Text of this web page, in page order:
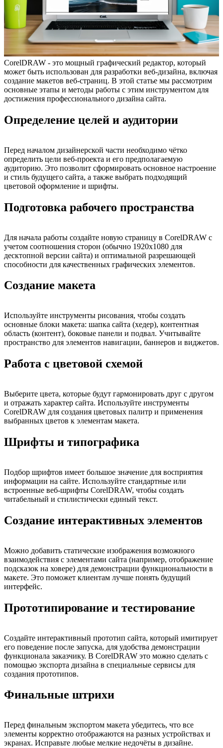
CorelDRAW - это мощный графический редактор, который
может быть использован для разработки веб-дизайна, включая
создание макетов веб-страниц. В этой статье мы рассмотрим
основные этапы и методы работы с этим инструментом для
достижения профессионального дизайна сайта.
Определение целей и аудитории
Перед началом дизайнерской части необходимо чётко
определить цели веб-проекта и его предполагаемую
аудиторию. Это позволит сформировать основное настроение
и стиль будущего сайта, а также выбрать подходящий
цветовой оформление и шрифты.
Подготовка рабочего пространства
Для начала работы создайте новую страницу в CorelDRAW с
учетом соотношения сторон (обычно 1920x1080 для
десктопной версии сайта) и оптимальной разрешающей
способности для качественных графических элементов.
Создание макета
Используйте инструменты рисования, чтобы создать
основные блоки макета: шапка сайта (хедер), контентная
область (контент), боковые панели и подвал. Учитывайте
пространство для элементов навигации, баннеров и виджетов.
Работа с цветовой схемой
Выберите цвета, которые будут гармонировать друг с другом
и отражать характер сайта. Используйте инструменты
CorelDRAW для создания цветовых палитр и применения
выбранных цветов к элементам макета.
Шрифты и типографика
Подбор шрифтов имеет большое значение для восприятия
информации на сайте. Используйте стандартные или
встроенные веб-шрифты CorelDRAW, чтобы создать
читабельный и стилистически единый текст.
Создание интерактивных элементов
Можно добавить статические изображения возможного
взаимодействия с элементами сайта (например, отображение
подсказок на ховере) для демонстрации функциональности в
макете. Это поможет клиентам лучше понять будущий
интерфейс.
Прототипирование и тестирование
Создайте интерактивный прототип сайта, который имитирует
его поведение после запуска, для удобства демонстрации
функционала заказчику. В CorelDRAW это можно сделать с
помощью экспорта дизайна в специальные сервисы для
создания прототипов.
Финальные штрихи
Перед финальным экспортом макета убедитесь, что все
элементы корректно отображаются на разных устройствах и
экранах. Исправьте любые мелкие недочёты в дизайне.